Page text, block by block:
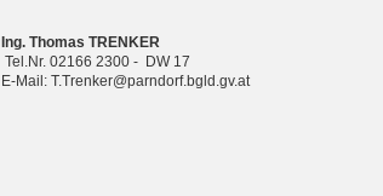
Ing. Thomas TRENKER
Tel.Nr. 02166 2300 - DW 17
E-Mail: T.Trenker@parndorf.bgld.gv.at